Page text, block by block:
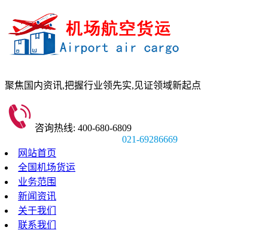
聚焦国内资讯,把握行业领先实,见证领域新起点
咨询热线: 400-680-6809
021-69286669
网站首页
全国机场货运
业务范围
新闻资讯
关于我们
联系我们